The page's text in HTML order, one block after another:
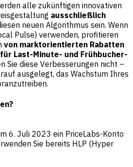
alle zukünftigen innovativen
ausschließlich
neuen Algorithmus sein. Wenn
Pulse) verwenden, profitieren
von marktorientierten Rabatten
Last-Minute- und Frühbucher-
Sie diese Verbesserungen nicht –
ausgelegt, das Wachstum Ihres
6. Juli 2023 ein PriceLabs-Konto
Sie bereits HLP (Hyper